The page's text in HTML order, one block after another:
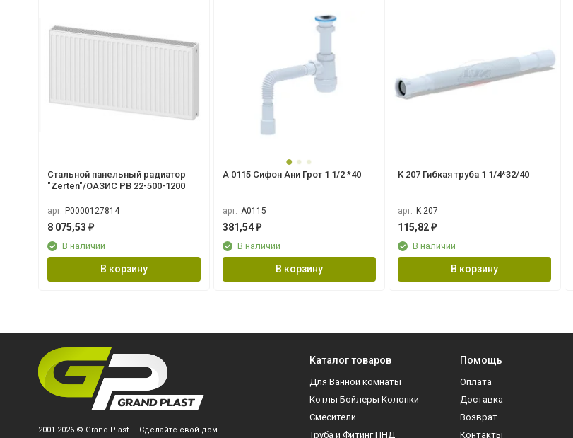
Стальной панельный радиатор
"Zerten"/ОАЗИС РВ 22-500-1200
арт: Р0000127814
8 075,53 ₽
В наличии
В корзину
A 0115 Сифон Ани Грот 1 1/2 *40
арт: A0115
381,54 ₽
В наличии
В корзину
K 207 Гибкая труба 1 1/4*32/40
арт: K 207
115,82 ₽
В наличии
В корзину
2001-2026 © Grand Plast — Сделайте свой дом
Каталог товаров
Для Ванной комнаты
Котлы Бойлеры Колонки
Смесители
Труба и Фитинг ПНД
Помощь
Оплата
Доставка
Возврат
Контакты